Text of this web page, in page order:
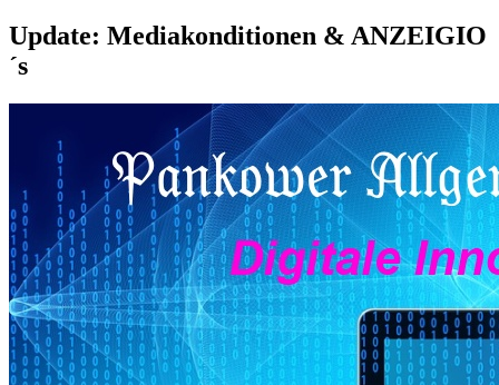
Update: Mediakonditionen & ANZEIGIO
´s